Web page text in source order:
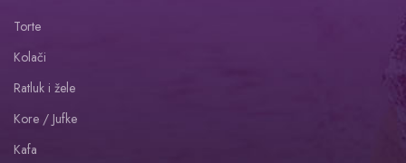
Torte
Kolači
Ratluk i žele
Kore / Jufke
Kafa